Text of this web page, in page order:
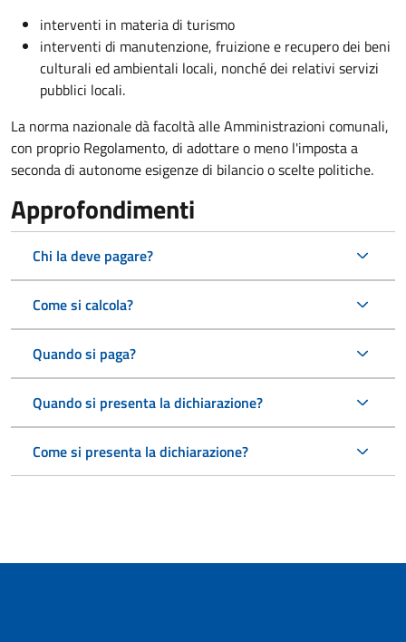
interventi in materia di turismo
interventi di manutenzione, fruizione e recupero dei beni
culturali ed ambientali locali, nonché dei relativi servizi
pubblici locali.
La norma nazionale dà facoltà alle Amministrazioni comunali,
con proprio Regolamento, di adottare o meno l'imposta a
seconda di autonome esigenze di bilancio o scelte politiche.
Approfondimenti
Chi la deve pagare?
Come si calcola?
Quando si paga?
Quando si presenta la dichiarazione?
Come si presenta la dichiarazione?